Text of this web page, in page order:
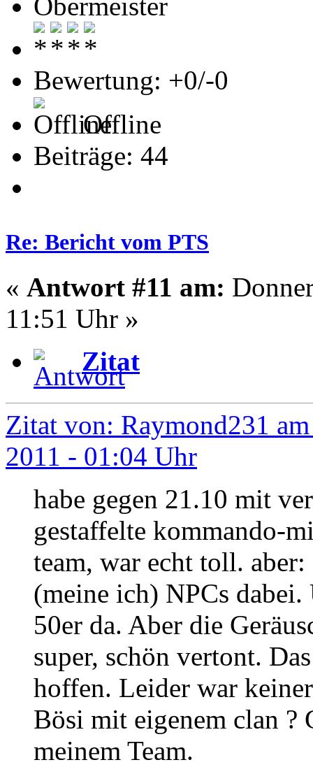
Obermeister
Bewertung: +0/-0
Offline
Beiträge: 44
Re: Bericht vom PTS
« Antwort #11 am:
11:51 Uhr »
Zitat
Zitat von: Raymond231
2011 - 01:04 Uhr
habe gegen 21.10 mit
gestaffelte kommando-
team, war echt toll.
(meine ich) NPCs
50er da. Aber die
super, schön vertont.
hoffen. Leider war
Bösi mit eigenem clan
meinem Team.